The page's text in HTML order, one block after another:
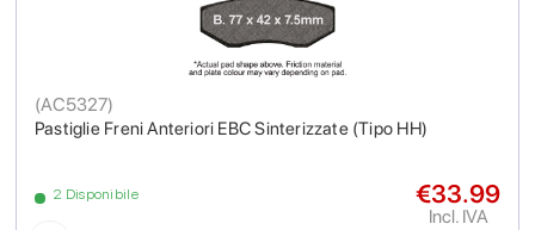
Pastiglie Freni Anteriori EBC Sinterizzate (Tipo HH)
(AC5327)
2 Disponibile €33.99
Incl. IVA